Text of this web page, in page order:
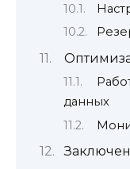
данных